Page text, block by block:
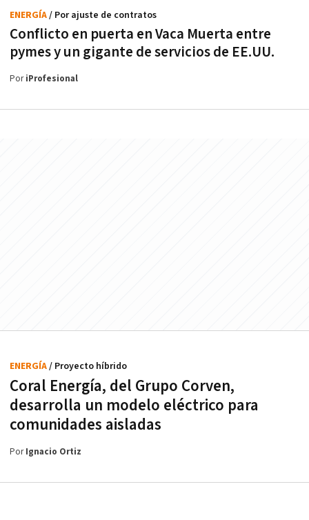
Conflicto en puerta en Vaca Muerta entre
pymes y un gigante de servicios de EE.UU.
ENERGÍA/ Por ajuste de contratos
PoriProfesional
Coral Energía, del Grupo Corven,
desarrolla un modelo eléctrico para
comunidades aisladas
ENERGÍA/ Proyecto híbrido
PorIgnacio Ortiz